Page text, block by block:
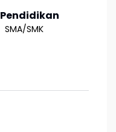
Pendidikan
SMA/SMK